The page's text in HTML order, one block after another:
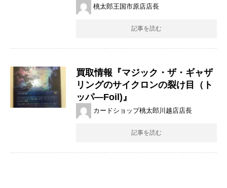
桃太郎王国市原店店長
記事を読む
買取情報『マジック・ザ・ギャザ
リングのサイクロンの裂け目（ト
ッパ―Foil)』
カードショップ桃太郎川越店店長
記事を読む